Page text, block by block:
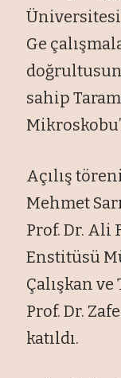
Ge
sahip
Açılış
Mehmet
Prof. Dr. Ali
Enstitüsü
Çalışkan
Prof. Dr.
katıldı.